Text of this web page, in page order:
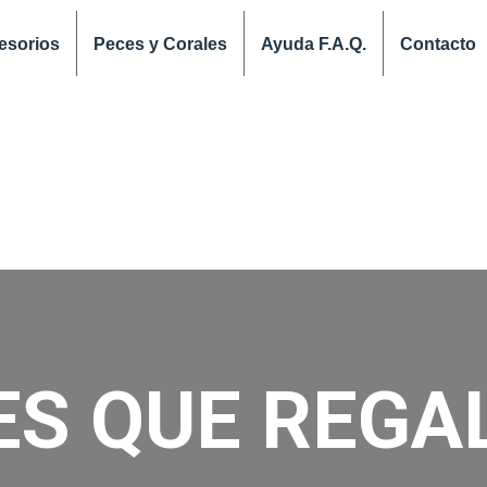
Peces y Corales Ayuda F.A.Q. Contacto
QUE